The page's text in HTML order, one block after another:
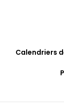
Calendriers